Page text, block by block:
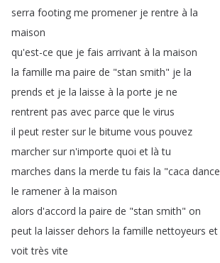
serra footing me promener je rentre à la
maison
qu'est-ce que je fais arrivant à la maison
la famille ma paire de "stan smith" je la
prends et je la laisse à la porte je ne
rentrent pas avec parce que le virus
il peut rester sur le bitume vous pouvez
marcher sur n'importe quoi et là tu
marches dans la merde tu fais la "caca dance
le ramener à la maison
alors d'accord la paire de "stan smith" on
peut la laisser dehors la famille nettoyeurs et
voit très vite